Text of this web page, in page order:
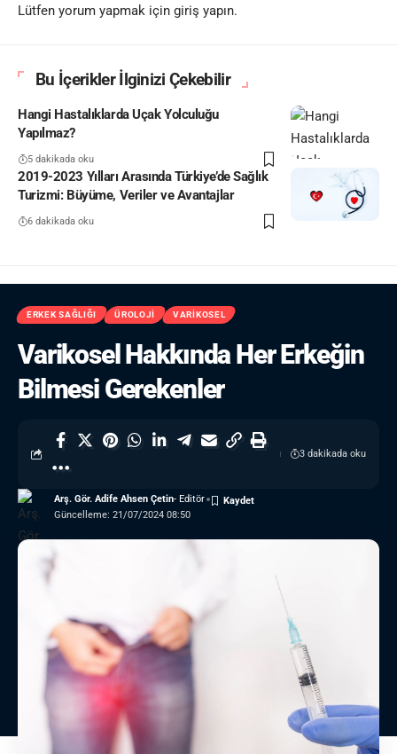
Lütfen yorum yapmak için giriş yapın.
Bu İçerikler İlginizi Çekebilir
Hangi Hastalıklarda Uçak Yolculuğu
Yapılmaz?
5 dakikada oku
2019-2023 Yılları Arasında Türkiye’de Sağlık
Turizmi: Büyüme, Veriler ve Avantajlar
6 dakikada oku
ERKEK SAĞLIĞI ÜROLOJI VARIKOSEL
Varikosel Hakkında Her Erkeğin
Bilmesi Gerekenler
Güncelleme: 21/07/2024 08:50
Arş. Gör. Adife Ahsen Çetin- Editör
3 dakikada oku